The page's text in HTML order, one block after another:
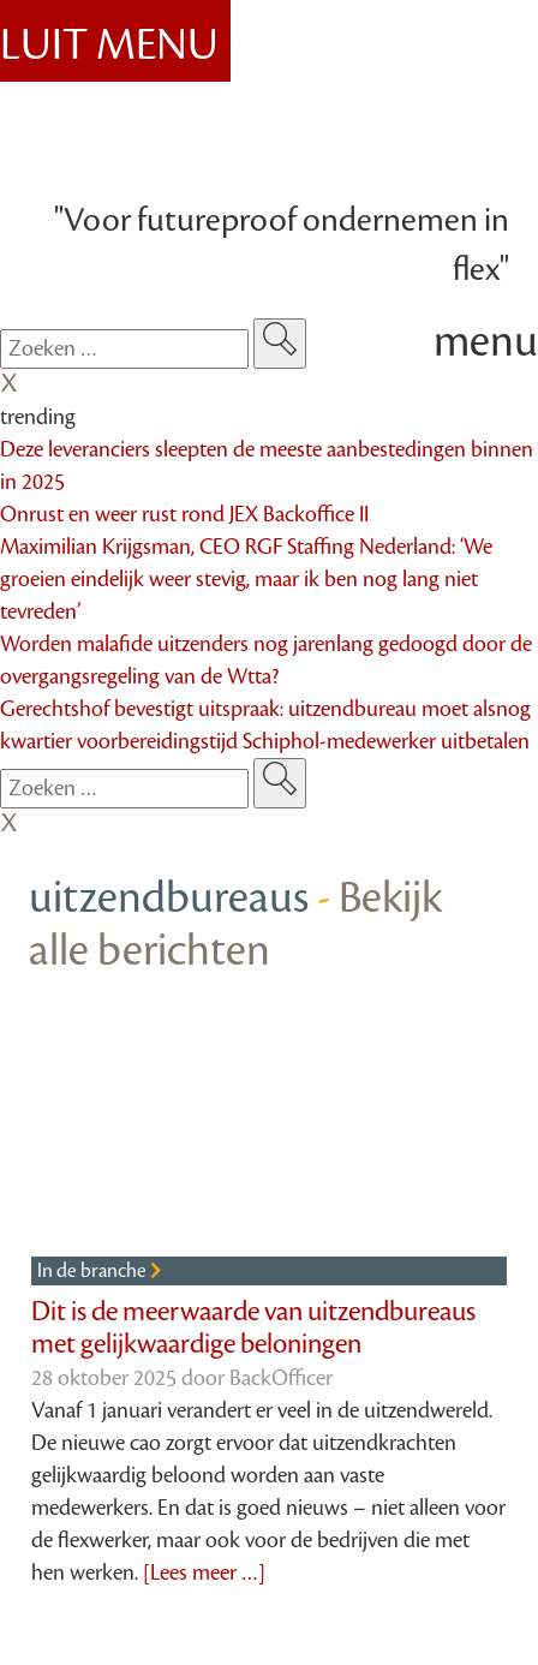
"Voor futureproof ondernemen in
flex"
MENU
menu
trending
Deze leveranciers sleepten de meeste aanbestedingen binnen
in 2025
Onrust en weer rust rond JEX Backoffice II
Maximilian Krijgsman, CEO RGF Staffing Nederland: ‘We
groeien eindelijk weer stevig, maar ik ben nog lang niet
tevreden’
Worden malafide uitzenders nog jarenlang gedoogd door de
overgangsregeling van de Wtta?
Gerechtshof bevestigt uitspraak: uitzendbureau moet alsnog
kwartier voorbereidingstijd Schiphol-medewerker uitbetalen
uitzendbureaus- Bekijk
alle berichten
In de branche
Dit is de meerwaarde van uitzendbureaus
met gelijkwaardige beloningen
28 oktober 2025 door BackOfficer
Vanaf 1 januari verandert er veel in de uitzendwereld.
De nieuwe cao zorgt ervoor dat uitzendkrachten
gelijkwaardig beloond worden aan vaste
medewerkers. En dat is goed nieuws – niet alleen voor
de flexwerker, maar ook voor de bedrijven die met
hen werken. [Lees meer …]